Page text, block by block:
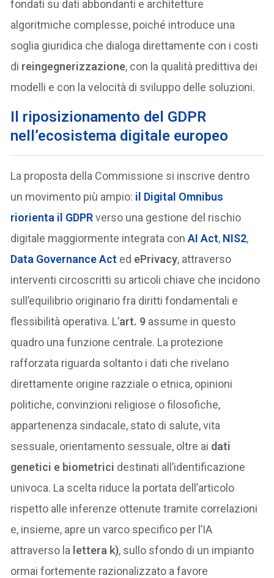
fondati su dati abbondanti e architetture
algoritmiche complesse, poiché introduce una
soglia giuridica che dialoga direttamente con i costi
di reingegnerizzazione, con la qualità predittiva dei
modelli e con la velocità di sviluppo delle soluzioni.
Il riposizionamento del GDPR
nell’ecosistema digitale europeo
La proposta della Commissione si inscrive dentro
un movimento più ampio: il Digital Omnibus
riorienta il GDPRverso una gestione del rischio
digitale maggiormente integrata conAI Act, NIS2,
Data Governance Act ed ePrivacy, attraverso
interventi circoscritti su articoli chiave che incidono
sull’equilibrio originario fra diritti fondamentali e
flessibilità operativa. L’art. 9 assume in questo
quadro una funzione centrale. La protezione
rafforzata riguarda soltanto i dati che rivelano
direttamente origine razziale o etnica, opinioni
politiche, convinzioni religiose o filosofiche,
appartenenza sindacale, stato di salute, vita
sessuale, orientamento sessuale, oltre ai dati
genetici e biometrici destinati all’identificazione
univoca. La scelta riduce la portata dell’articolo
rispetto alle inferenze ottenute tramite correlazioni
e, insieme, apre un varco specifico per l’IA
attraverso la lettera k), sullo sfondo di un impianto
ormai fortemente razionalizzato a favore